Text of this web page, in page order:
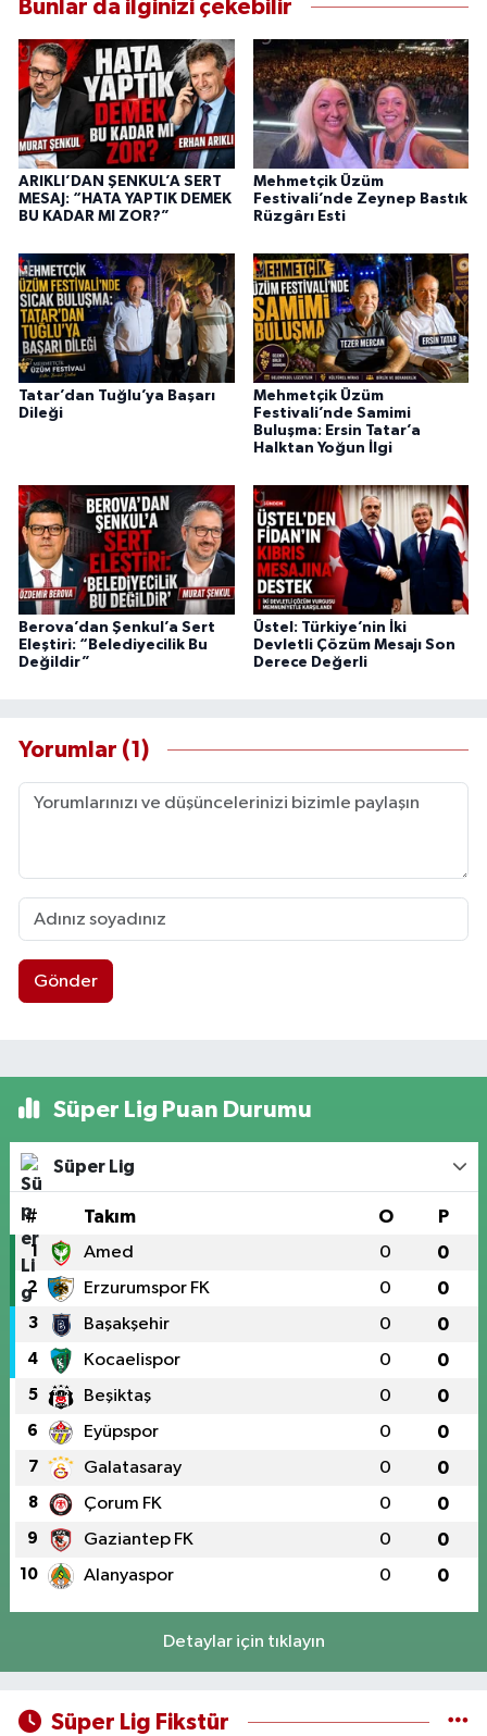
Bunlar da ilginizi çekebilir
ARIKLI’DAN ŞENKUL’A SERT
MESAJ: “HATA YAPTIK DEMEK
BU KADAR MI ZOR?”
Mehmetçik Üzüm
Festivali’nde Zeynep Bastık
Rüzgârı Esti
Tatar’dan Tuğlu’ya Başarı
Dileği
Mehmetçik Üzüm
Festivali’nde Samimi
Buluşma: Ersin Tatar’a
Halktan Yoğun İlgi
Berova’dan Şenkul’a Sert
Eleştiri: “Belediyecilik Bu
Değildir”
Üstel: Türkiye’nin İki
Devletli Çözüm Mesajı Son
Derece Değerli
Yorumlar (1)
Gönder
Süper Lig Puan Durumu
Süper Lig
# Takım O P
1 Amed 0 0
2 Erzurumspor FK 0 0
3 Başakşehir 0 0
4 Kocaelispor 0 0
5 Beşiktaş 0 0
6 Eyüpspor 0 0
7 Galatasaray 0 0
8 Çorum FK 0 0
9 Gaziantep FK 0 0
10 Alanyaspor 0 0
Detaylar için tıklayın
Süper Lig Fikstür